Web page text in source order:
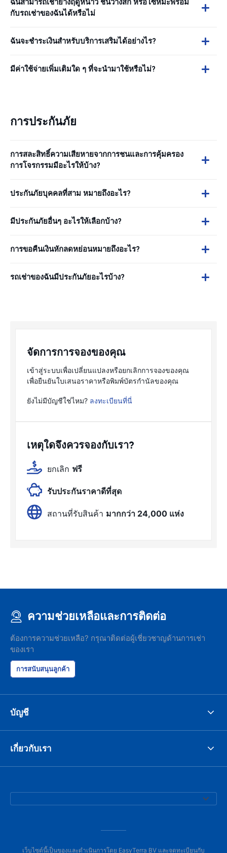
ฉันสามารถเช่ายางฤดูหนาว ชั้นวางสกี หรือโซ่หิมะพร้อม
กับรถเช่าของฉันได้หรือไม่
ฉันจะชำระเงินสำหรับบริการเสริมได้อย่างไร?
มีค่าใช้จ่ายเพิ่มเติมใด ๆ ที่จะนำมาใช้หรือไม่?
การประกันภัย
การสละสิทธิ์ความเสียหายจากการชนและการคุ้มครอง
การโจรกรรมมีอะไรให้บ้าง?
ประกันภัยบุคคลที่สาม หมายถึงอะไร?
มีประกันภัยอื่นๆ อะไรให้เลือกบ้าง?
การขอคืนเงินหักลดหย่อนหมายถึงอะไร?
รถเช่าของฉันมีประกันภัยอะไรบ้าง?
จัดการการจองของคุณ
เข้าสู่ระบบเพื่อเปลี่ยนแปลงหรือยกเลิกการจองของคุณ
เพื่อยืนยันใบเสนอราคาหรือพิมพ์บัตรกำนัลของคุณ
ยังไม่มีบัญชีใช่ไหม? ลงทะเบียนที่นี่
เหตุใดจึงควรจองกับเรา?
ยกเลิก ฟรี
รับประกันราคาดีที่สุด
สถานที่รับสินค้า มากกว่า 24,000 แห่ง
ความช่วยเหลือและการติดต่อ
ต้องการความช่วยเหลือ? กรุณาติดต่อผู้เชี่ยวชาญด้านการเช่า
ของเรา
การสนับสนุนลูกค้า
บัญชี
เกี่ยวกับเรา
เว็บไซต์นี้เป็นของและดำเนินการโดย EasyTerra BV และจดทะเบียนกับ